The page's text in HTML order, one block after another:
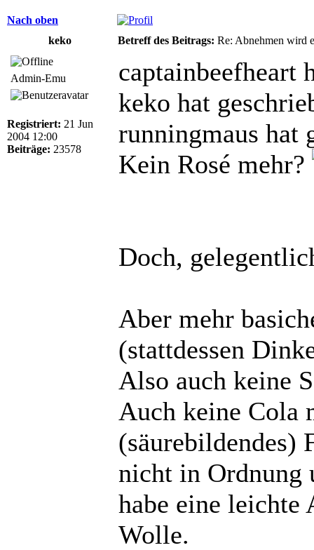
Nach oben
keko
Betreff des Beitrags: Re: Abnehmen wird
Admin-Emu
Registriert: 21 Jun
2004 12:00
Beiträge: 23578
captainbeefheart
keko hat
runningmaus hat
Kein Rosé mehr?
Doch,
Aber mehr
(stattdessen
Also auch keine
Auch keine Cola
(säurebildendes)
nicht in Ordnung
habe eine leichte
Wolle.